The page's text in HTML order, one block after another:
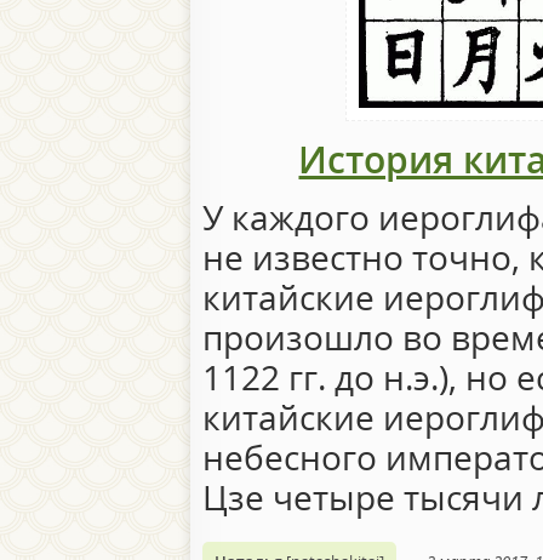
История
У каждого
не известно
китайские
произошло во
1122 гг. до н.э.), но
китайские
небесного
Цзе четыре тысячи